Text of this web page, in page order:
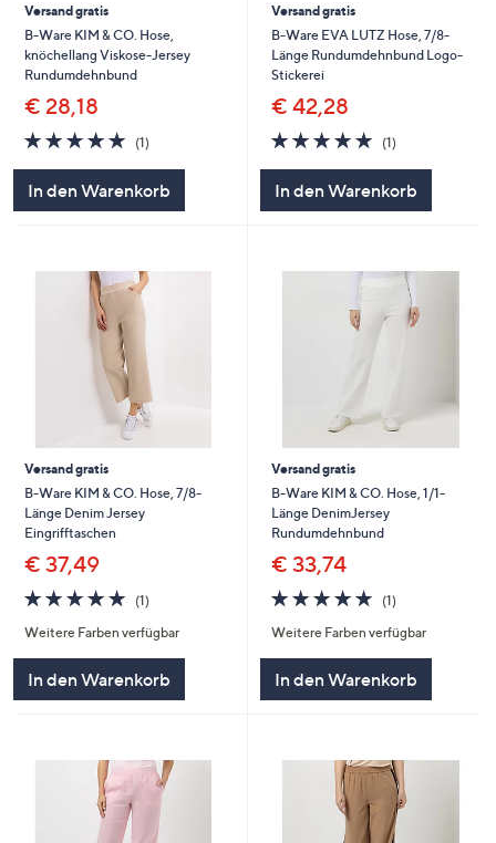
Versand gratis
B-Ware KIM & CO. Hose,
knöchellang Viskose-Jersey
Rundumdehnbund
€ 28,18
5.0
von
5
(1)
In den Warenkorb
Versand gratis
B-Ware EVA LUTZ Hose, 7/8-
Länge Rundumdehnbund Logo-
Stickerei
€ 42,28
5.0
von
(1)1
In den Warenkorb
Versand gratis
B-Ware KIM & CO. Hose, 7/8-
Länge Denim Jersey
Eingrifftaschen
€ 37,49
5.0
von
5
(1)
Weitere Farben verfügbar
In den Warenkorb
Versand gratis
B-Ware KIM & CO. Hose, 1/1-
Länge DenimJersey
Rundumdehnbund
€ 33,74
5.0
von
5
(1)1
Weitere Farben verfügbar
In den Warenkorb